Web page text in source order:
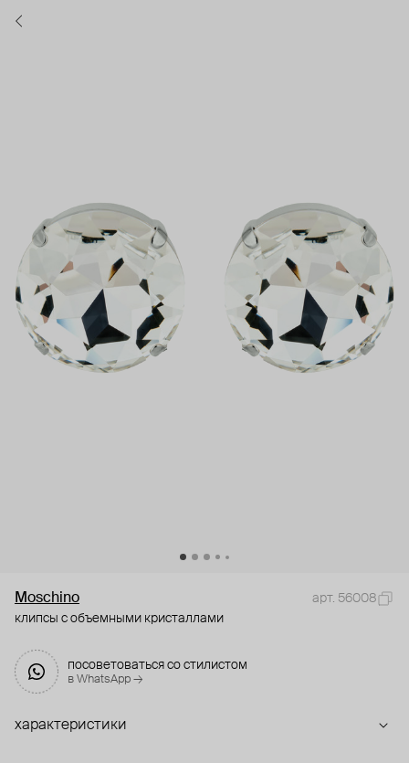
Moschino
арт. 56008
клипсы с объемными кристаллами
посоветоваться со стилистом
в WhatsApp →
характеристики